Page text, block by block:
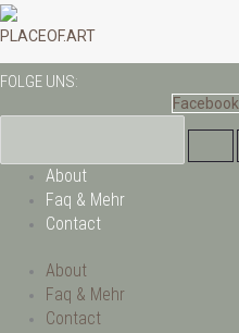
Zum
Inhalt
PLACEOF.ART
FOLGE UNS:
Facebook
About
Faq & Mehr
Contact
About
Faq & Mehr
Contact